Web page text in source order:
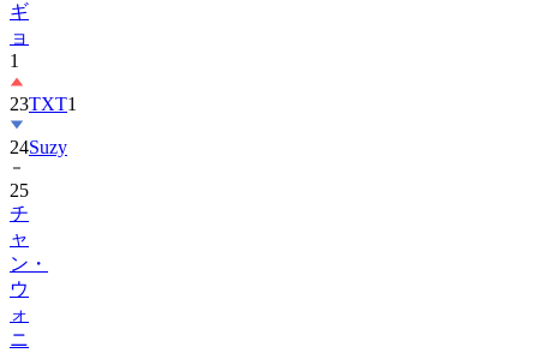
ギ
ョ
1
23TXT1
24Suzy
25
チ
ャ
ン・
ウ
ォ
ニ